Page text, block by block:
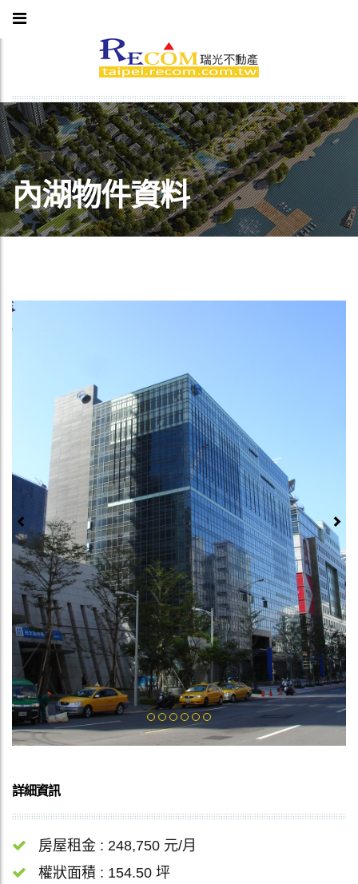
內湖物件資料
Previous Next
詳細資訊
房屋租金 : 248,750 元/月
權狀面積 : 154.50 坪